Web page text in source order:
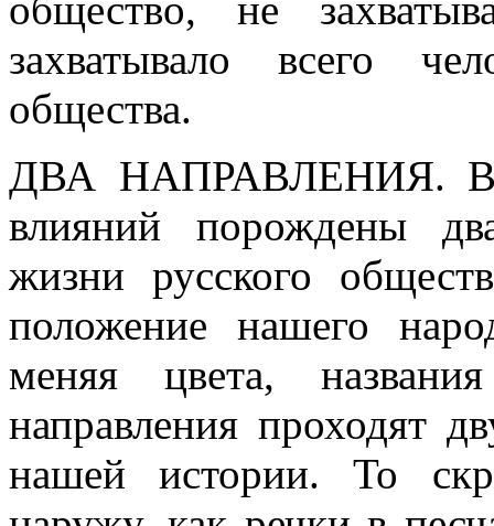
общество, не
захватывало всего
общества.
ДВА НАПРАВЛЕНИЯ.
влияний порождены
жизни русского
положение нашего
меняя цвета,
направления проходят
нашей истории. То